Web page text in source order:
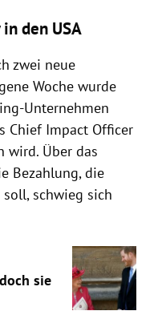
den USA
zwei neue
Woche wurde
Unternehmen
Chief Impact Officer
wird. Über das
Bezahlung, die
schwieg sich
sie